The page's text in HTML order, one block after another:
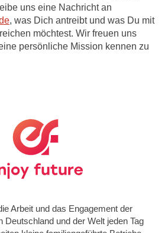
uns eine Nachricht an
, was Dich antreibt und was Du mit
möchtest. Wir freuen uns
persönliche Mission kennen zu
Arbeit und das Engagement der
Deutschland und der Welt jeden Tag